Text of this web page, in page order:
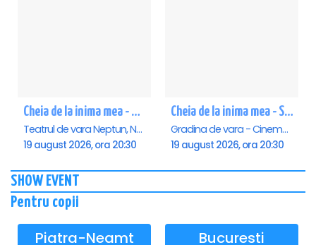
Cheia de la inima mea - Neptun
Teatrul de vara Neptun, Neptun
19 august 2026, ora 20:30
Cheia de la inima mea - Saturn
Gradina de vara - Cinema Saturn, Saturn
19 august 2026, ora 20:30
SHOW EVENT
Pentru copii
Piatra-Neamt Bucuresti